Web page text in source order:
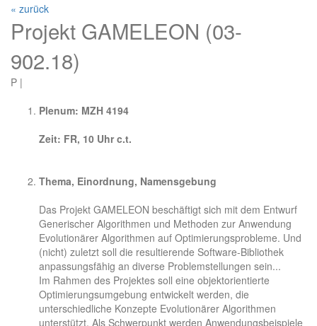
« zurück
Projekt GAMELEON (03-
902.18)
P |
Plenum: MZH 4194
Zeit: FR, 10 Uhr c.t.
Thema, Einordnung, Namensgebung
Das Projekt GAMELEON beschäftigt sich mit dem Entwurf
Generischer Algorithmen und Methoden zur Anwendung
Evolutionärer Algorithmen auf Optimierungsprobleme. Und
(nicht) zuletzt soll die resultierende Software-Bibliothek
anpassungsfähig an diverse Problemstellungen sein...
Im Rahmen des Projektes soll eine objektorientierte
Optimierungsumgebung entwickelt werden, die
unterschiedliche Konzepte Evolutionärer Algorithmen
unterstützt. Als Schwerpunkt werden Anwendungsbeispiele